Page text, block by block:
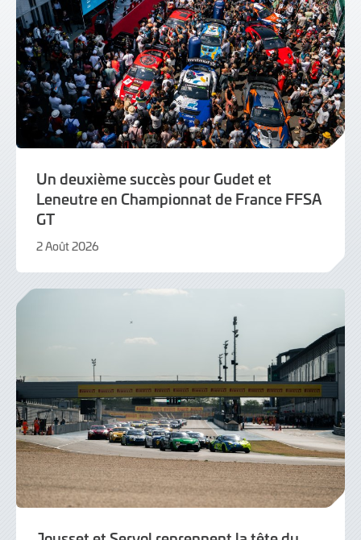
Un deuxième succès pour Gudet et
Leneutre en Championnat de France FFSA
GT
2 Août 2026
Août